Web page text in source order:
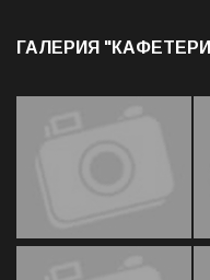
ГАЛЕРИЯ